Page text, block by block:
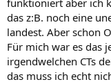
Planungen wieder
Ich weiß, das ich es
Aber sowas weiß ich
Nicht erst wenn
Ich bin richtig froh,
funktioniert aber ich
das z:B. noch eine
landest. Aber schon
Für mich war es das
irgendwelchen CTs
das muss ich echt